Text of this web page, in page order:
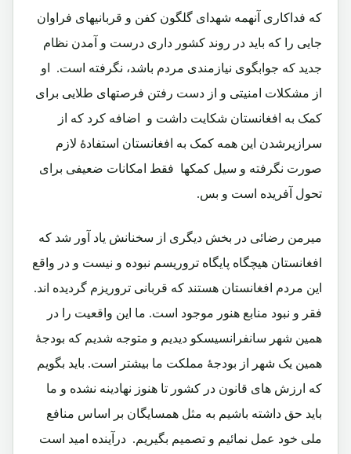
که فداکاری آنهمه شهدای گلگون کفن و قربانیهای فراوان
جایی را که باید در روند کشور داری درست و آمدن نظام
جدید که جوابگوی نیازمندی مردم باشد، نگرفته است. او
از مشکلات امنیتی و از دست رفتن فرصتهای طلایی برای
کمک به افغانستان شکایت داشت و اضافه کرد که از
سرازیرشدن این همه کمک به افغانستان استفادۀ لازم
صورت نگرفته و سیل کمکها فقط امکانات ضعیفی برای
تحول آفریده است و بس.
میرمن رضائی در بخش دیگری از سخنانش یاد آور شد که
افغانستان هیچگاه پایگاه تروریسم نبوده و نیست و در واقع
این مردم افغانستان هستند که قربانی تروریزم گردیده اند.
فقر و نبود منابع هنور موجود است. ما این واقعیت را در
همین شهر سانفرانسیسکو دیدیم و متوجه شدیم که بودجۀ
همین یک شهر از بودجۀ مملکت ما بیشتر است. باید بگویم
که ارزش های قانون در کشور تا هنوز نهادینه نشده و ما
باید حق داشته باشیم به مثل همسایگان بر اساس منافع
ملی خود عمل نمائیم و تصمیم بگیریم. درآینده امید است